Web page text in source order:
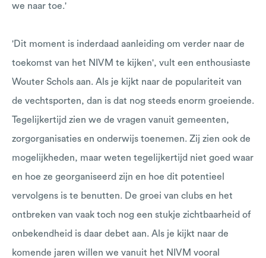
we naar toe.'
'Dit moment is inderdaad aanleiding om verder naar de
toekomst van het NIVM te kijken', vult een enthousiaste
Wouter Schols aan. Als je kijkt naar de populariteit van
de vechtsporten, dan is dat nog steeds enorm groeiende.
Tegelijkertijd zien we de vragen vanuit gemeenten,
zorgorganisaties en onderwijs toenemen. Zij zien ook de
mogelijkheden, maar weten tegelijkertijd niet goed waar
en hoe ze georganiseerd zijn en hoe dit potentieel
vervolgens is te benutten. De groei van clubs en het
ontbreken van vaak toch nog een stukje zichtbaarheid of
onbekendheid is daar debet aan. Als je kijkt naar de
komende jaren willen we vanuit het NIVM vooral